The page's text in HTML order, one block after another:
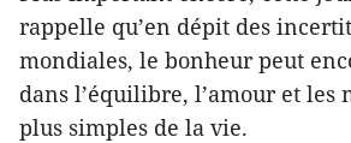
rappelle qu’en dépit des
mondiales, le bonheur peut
dans l’équilibre, l’amour et les
plus simples de la vie.